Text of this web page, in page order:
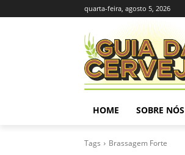
quarta-feira, agosto 5, 2026
HOME SOBRE NÓS
Tags Brassagem Forte